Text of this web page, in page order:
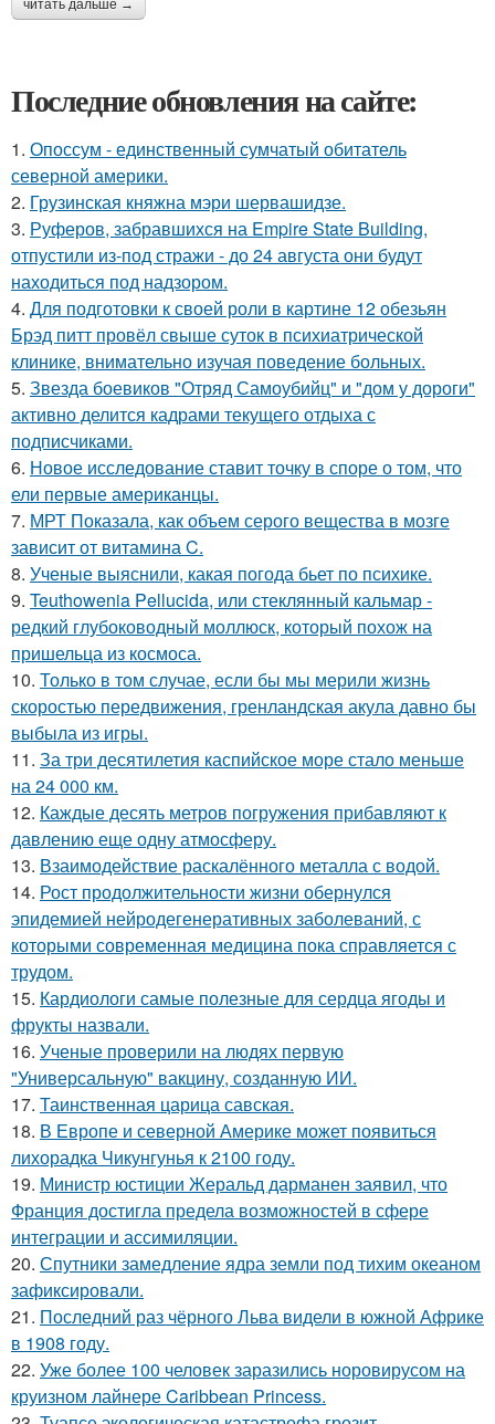
читать дальше →
Последние обновления на сайте:
1. Опоссум - единственный сумчатый обитатель
северной америки.
2. Грузинская княжна мэри шервашидзе.
3. Руферов, забравшихся на Empire State Building,
отпустили из-под стражи - до 24 августа они будут
находиться под надзором.
4. Для подготовки к своей роли в картине 12 обезьян
Брэд питт провёл свыше суток в психиатрической
клинике, внимательно изучая поведение больных.
5. Звезда боевиков "Отряд Самоубийц" и "дом у дороги"
активно делится кадрами текущего отдыха с
подписчиками.
6. Новое исследование ставит точку в споре о том, что
ели первые американцы.
7. МРТ Показала, как объем серого вещества в мозге
зависит от витамина C.
8. Ученые выяснили, какая погода бьет по психике.
9. Teuthowenia Pellucida, или стеклянный кальмар -
редкий глубоководный моллюск, который похож на
пришельца из космоса.
10. Только в том случае, если бы мы мерили жизнь
скоростью передвижения, гренландская акула давно бы
выбыла из игры.
11. За три десятилетия каспийское море стало меньше
на 24 000 км.
12. Каждые десять метров погружения прибавляют к
давлению еще одну атмосферу.
13. Взаимодействие раскалённого металла с водой.
14. Рост продолжительности жизни обернулся
эпидемией нейродегенеративных заболеваний, с
которыми современная медицина пока справляется с
трудом.
15. Кардиологи самые полезные для сердца ягоды и
фрукты назвали.
16. Ученые проверили на людях первую
"Универсальную" вакцину, созданную ИИ.
17. Таинственная царица савская.
18. В Европе и северной Америке может появиться
лихорадка Чикунгунья к 2100 году.
19. Министр юстиции Жеральд дарманен заявил, что
Франция достигла предела возможностей в сфере
интеграции и ассимиляции.
20. Спутники замедление ядра земли под тихим океаном
зафиксировали.
21. Последний раз чёрного Льва видели в южной Африке
в 1908 году.
22. Уже более 100 человек заразились норовирусом на
круизном лайнере Caribbean Princess.